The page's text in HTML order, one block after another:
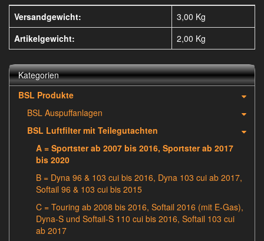
Versandgewicht:
3,00 Kg
Artikelgewicht:
2,00 Kg
Kategorien
BSL Produkte
BSL Auspuffanlagen
BSL Luftfilter mit Teilegutachten
A = Sportster ab 2007 bis 2016, Sportster ab 2017
bis 2020
B = Dyna 96 & 103 cui bis 2016, Dyna 103 cui ab 2017,
Softail 96 & 103 cui bis 2015
C = Touring ab 2008 bis 2016, Softail 2016 (mit E-Gas),
Dyna-S und Softail-S 110 cui bis 2016, Softail 103 cui
ab 2017